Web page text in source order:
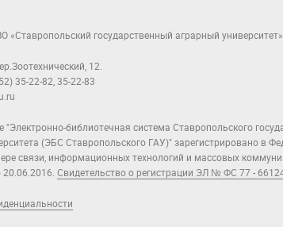
«Ставропольский государственный аграрный университет»
12.
35-22-82, 35-22-83
"Электронно-библиотечная система Ставропольского
(ЭБС Ставропольского ГАУ)" зарегистрировано в
связи, информационных технологий и массовых
Свидетельство о регистрации ЭЛ № ФС 77 -